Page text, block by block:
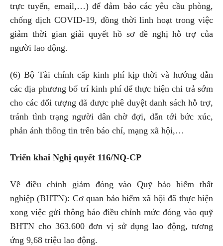
trực tuyến, email,…) để đảm bảo các yêu cầu phòng,
chống dịch COVID-19, đồng thời linh hoạt trong việc
giảm thời gian giải quyết hồ sơ đề nghị hỗ trợ của
người lao động.
(6) Bộ Tài chính cấp kinh phí kịp thời và hướng dẫn
các địa phương bố trí kinh phí để thực hiện chi trả sớm
cho các đối tượng đã được phê duyệt danh sách hỗ trợ,
tránh tình trạng người dân chờ đợi, dẫn tới bức xúc,
phản ánh thông tin trên báo chí, mạng xã hội,…
Triển khai Nghị quyết 116/NQ-CP
Về điều chỉnh giảm đóng vào Quỹ bảo hiểm thất
nghiệp (BHTN): Cơ quan bảo hiểm xã hội đã thực hiện
xong việc gửi thông báo điều chỉnh mức đóng vào quỹ
BHTN cho 363.600 đơn vị sử dụng lao động, tương
ứng 9,68 triệu lao động.